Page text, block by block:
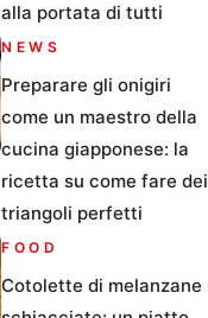
alla portata di tutti
NEWS
Preparare gli onigiri
come un maestro della
cucina giapponese: la
ricetta su come fare dei
triangoli perfetti
FOOD
Cotolette di melanzane